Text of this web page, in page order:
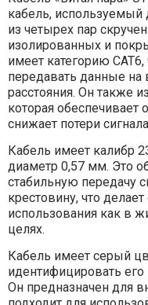
кабель, используемый
из четырех пар
изолированных и
имеет категорию CAT6,
передавать данные на
расстояния. Он также
которая обеспечивает
снижает потери
Кабель имеет калибр
диаметр 0,57 мм. Это
стабильную передачу
крестовину, что
использования как в
целях.
Кабель имеет серый
идентифицировать его
Он предназначен для